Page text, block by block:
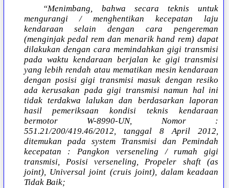
“Menimbang, bahwa secara teknis untuk
mengurangi / menghentikan kecepatan laju
kendaraan selain dengan cara pengereman
(menginjak pedal rem dan menarik hand rem) dapat
dilakukan dengan cara memindahkan gigi transmisi
pada waktu kendaraan berjalan ke gigi transmisi
yang lebih rendah atau mematikan mesin kendaraan
dengan posisi gigi transmisi masuk dengan resiko
ada kerusakan pada gigi transmisi namun hal ini
tidak terdakwa lalukan dan berdasarkan laporan
hasil pemeriksaan kondisi teknis kendaraan
bermotor W-8990-UN, Nomor :
551.21/200/419.46/2012, tanggal 8 April 2012,
ditemukan pada system Transmisi dan Pemindah
kecepatan : Pangkon verseneling / rumah gigi
transmisi, Posisi verseneling, Propeler shaft (as
joint), Universal joint (cruis joint), dalam keadaan
Tidak Baik;